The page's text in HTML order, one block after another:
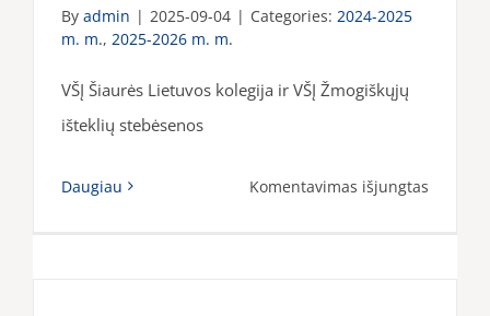
By admin | 2025-09-04 | Categories: 2024-2025
m. m., 2025-2026 m. m.
VŠĮ Šiaurės Lietuvos kolegija ir VŠĮ Žmogiškųjų
išteklių stebėsenos
Daugiau Komentavimas išjungtas